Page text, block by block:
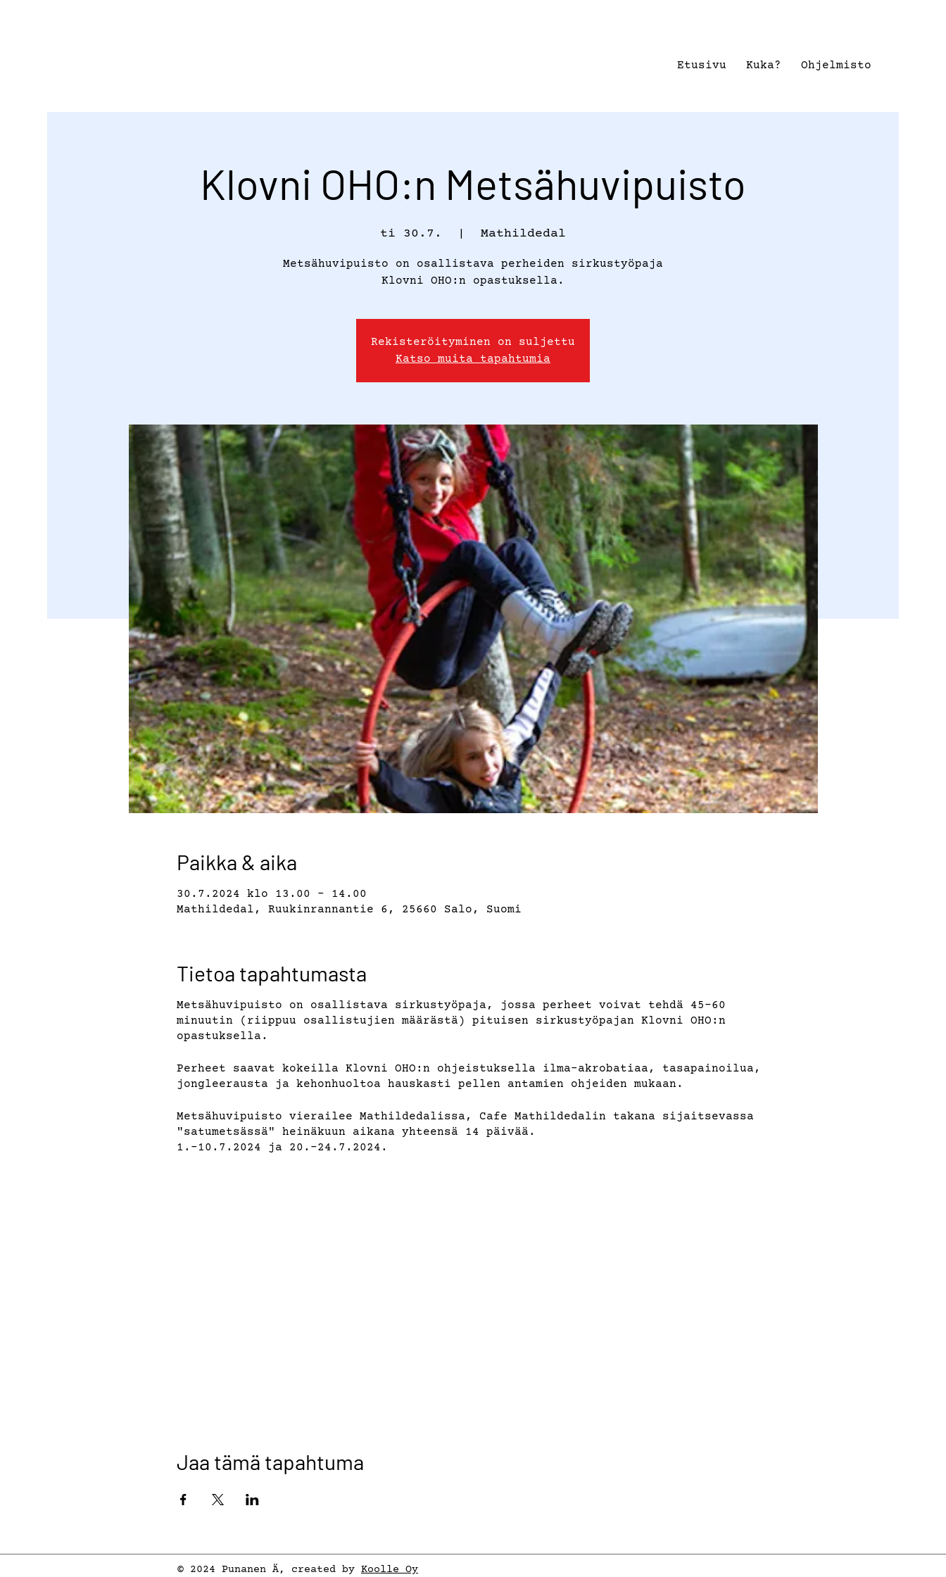
Etusivu Kuka? Ohjelmisto
Klovni OHO:n Metsähuvipuisto
ti 30.7. Mathildedal
Metsähuvipuisto on osallistava perheiden sirkustyöpaja
Klovni OHO:n opastuksella.
Rekisteröityminen on suljettu
Katso muita tapahtumia
Paikka & aika
30.7.2024 klo 13.00 – 14.00
Mathildedal, Ruukinrannantie 6, 25660 Salo, Suomi
Tietoa tapahtumasta
Metsähuvipuisto on osallistava sirkustyöpaja, jossa perheet voivat tehdä 45-60
minuutin (riippuu osallistujien määrästä) pituisen sirkustyöpajan Klovni OHO:n
opastuksella.
Perheet saavat kokeilla Klovni OHO:n ohjeistuksella ilma-akrobatiaa, tasapainoilua,
jongleerausta ja kehonhuoltoa hauskasti pellen antamien ohjeiden mukaan.
Metsähuvipuisto vierailee Mathildedalissa, Cafe Mathildedalin takana sijaitsevassa
"satumetsässä" heinäkuun aikana yhteensä 14 päivää.
1.-10.7.2024 ja 20.-24.7.2024.
Jaa tämä tapahtuma
© 2024 Punanen Ä, created by Koolle Oy